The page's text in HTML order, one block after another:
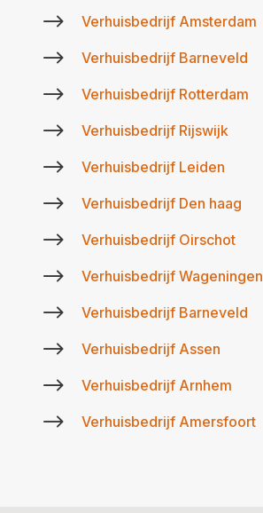
$ Verhuisbedrijf Amsterdam
$ Verhuisbedrijf Barneveld
$ Verhuisbedrijf Rotterdam
$ Verhuisbedrijf Rijswijk
$ Verhuisbedrijf Leiden
$ Verhuisbedrijf Den haag
$ Verhuisbedrijf Oirschot
$ Verhuisbedrijf Wageningen
$ Verhuisbedrijf Barneveld
$ Verhuisbedrijf Assen
$ Verhuisbedrijf Arnhem
$ Verhuisbedrijf Amersfoort